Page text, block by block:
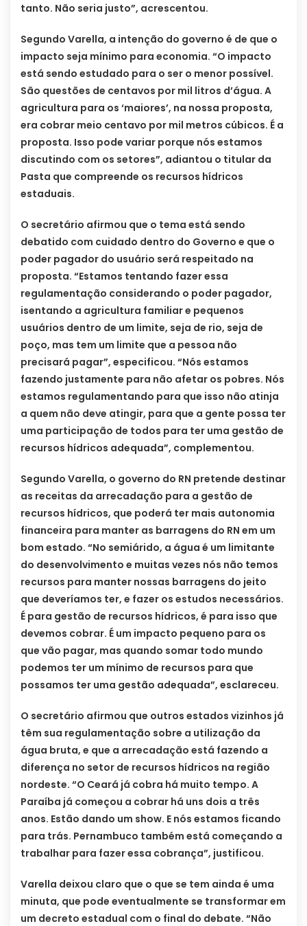
tanto. Não seria justo”, acrescentou.
Segundo Varella, a intenção do governo é de que o
impacto seja mínimo para economia. “O impacto
está sendo estudado para o ser o menor possível.
São questões de centavos por mil litros d’água. A
agricultura para os ‘maiores’, na nossa proposta,
era cobrar meio centavo por mil metros cúbicos. É a
proposta. Isso pode variar porque nós estamos
discutindo com os setores”, adiantou o titular da
Pasta que compreende os recursos hídricos
estaduais.
O secretário afirmou que o tema está sendo
debatido com cuidado dentro do Governo e que o
poder pagador do usuário será respeitado na
proposta. “Estamos tentando fazer essa
regulamentação considerando o poder pagador,
isentando a agricultura familiar e pequenos
usuários dentro de um limite, seja de rio, seja de
poço, mas tem um limite que a pessoa não
precisará pagar”, especificou. “Nós estamos
fazendo justamente para não afetar os pobres. Nós
estamos regulamentando para que isso não atinja
a quem não deve atingir, para que a gente possa ter
uma participação de todos para ter uma gestão de
recursos hídricos adequada”, complementou.
Segundo Varella, o governo do RN pretende destinar
as receitas da arrecadação para a gestão de
recursos hídricos, que poderá ter mais autonomia
financeira para manter as barragens do RN em um
bom estado. “No semiárido, a água é um limitante
do desenvolvimento e muitas vezes nós não temos
recursos para manter nossas barragens do jeito
que deveríamos ter, e fazer os estudos necessários.
É para gestão de recursos hídricos, é para isso que
devemos cobrar. É um impacto pequeno para os
que vão pagar, mas quando somar todo mundo
podemos ter um mínimo de recursos para que
possamos ter uma gestão adequada”, esclareceu.
O secretário afirmou que outros estados vizinhos já
têm sua regulamentação sobre a utilização da
água bruta, e que a arrecadação está fazendo a
diferença no setor de recursos hídricos na região
nordeste. “O Ceará já cobra há muito tempo. A
Paraíba já começou a cobrar há uns dois a três
anos. Estão dando um show. E nós estamos ficando
para trás. Pernambuco também está começando a
trabalhar para fazer essa cobrança”, justificou.
Varella deixou claro que o que se tem ainda é uma
minuta, que pode eventualmente se transformar em
um decreto estadual com o final do debate. “Não